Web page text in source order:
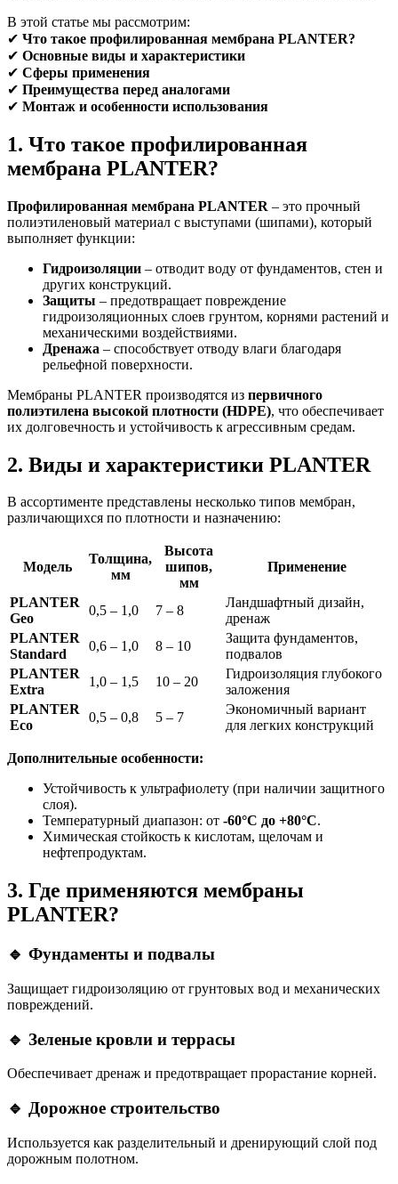
В этой статье мы рассмотрим:
✔ Что такое профилированная мембрана PLANTER?
✔ Основные виды и характеристики
✔ Сферы применения
✔ Преимущества перед аналогами
✔ Монтаж и особенности использования
1. Что такое профилированная
мембрана PLANTER?
Профилированная мембрана PLANTER – это прочный
полиэтиленовый материал с выступами (шипами), который
выполняет функции:
Гидроизоляции – отводит воду от фундаментов, стен и
других конструкций.
Защиты – предотвращает повреждение
гидроизоляционных слоев грунтом, корнями растений и
механическими воздействиями.
Дренажа – способствует отводу влаги благодаря
рельефной поверхности.
Мембраны PLANTER производятся из первичного
полиэтилена высокой плотности (HDPE), что обеспечивает
их долговечность и устойчивость к агрессивным средам.
2. Виды и характеристики PLANTER
В ассортименте представлены несколько типов мембран,
различающихся по плотности и назначению:
Модель
Толщина,
мм
Высота
шипов,
мм
Применение
PLANTER
Geo
0,5 – 1,0 7 – 8
Ландшафтный дизайн,
дренаж
PLANTER
Standard
0,6 – 1,0 8 – 10
Защита фундаментов,
подвалов
PLANTER
Extra
1,0 – 1,5 10 – 20
Гидроизоляция глубокого
заложения
PLANTER
Eco
0,5 – 0,8 5 – 7
Экономичный вариант
для легких конструкций
Дополнительные особенности:
Устойчивость к ультрафиолету (при наличии защитного
слоя).
Температурный диапазон: от -60°C до +80°C.
Химическая стойкость к кислотам, щелочам и
нефтепродуктам.
3. Где применяются мембраны
PLANTER?
🔹 Фундаменты и подвалы
Защищает гидроизоляцию от грунтовых вод и механических
повреждений.
🔹 Зеленые кровли и террасы
Обеспечивает дренаж и предотвращает прорастание корней.
🔹 Дорожное строительство
Используется как разделительный и дренирующий слой под
дорожным полотном.